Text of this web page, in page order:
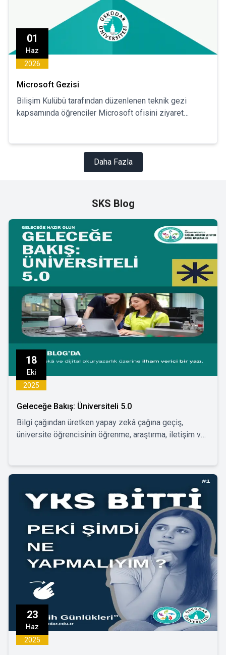
01
Haz
2026
Microsoft Gezisi
Bilişim Kulübü tarafından düzenlenen teknik gezi
kapsamında öğrenciler Microsoft ofisini ziyaret
Daha Fazla
SKS Blog
18
Eki
2025
Geleceğe Bakış: Üniversiteli 5.0
Bilgi çağından üretken yapay zekâ çağına geçiş,
üniversite öğrencisinin öğrenme, araştırma, iletişim ve
alanlarında da yapay zekâ destekli araçlarla etkileşim
hâlinde.
Peki bu dönüşümün merkezinde “insan” nasıl
23
Haz
2025